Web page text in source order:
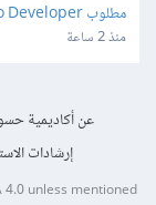
مطلوب Odoo Developer
منذ 2 ساعة
عن أكاديمية
إرشادات
4.0unless mentioned